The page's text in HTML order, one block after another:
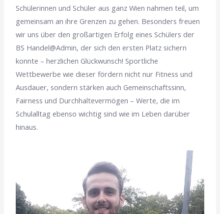
Schülerinnen und Schüler aus ganz Wien nahmen teil, um
gemeinsam an ihre Grenzen zu gehen. Besonders freuen
wir uns über den großartigen Erfolg eines Schülers der
BS Handel@Admin, der sich den ersten Platz sichern
konnte – herzlichen Glückwunsch! Sportliche
Wettbewerbe wie dieser fördern nicht nur Fitness und
Ausdauer, sondern stärken auch Gemeinschaftssinn,
Fairness und Durchhaltevermögen – Werte, die im
Schulalltag ebenso wichtig sind wie im Leben darüber
hinaus.